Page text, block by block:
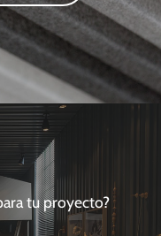
tu proyecto?